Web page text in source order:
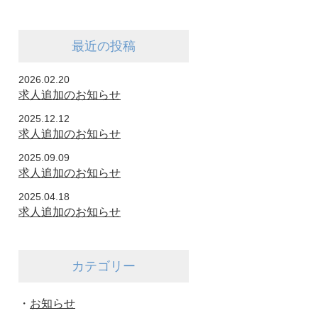
最近の投稿
2026.02.20
求人追加のお知らせ
2025.12.12
求人追加のお知らせ
2025.09.09
求人追加のお知らせ
2025.04.18
求人追加のお知らせ
カテゴリー
・ お知らせ